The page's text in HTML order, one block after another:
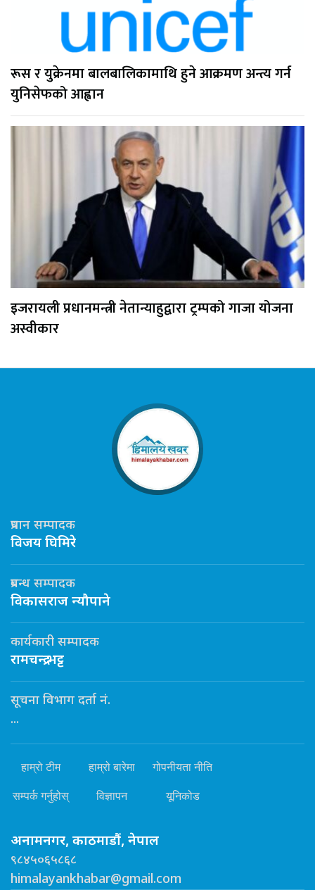
रूस र युक्रेनमा बालबालिकामाथि हुने आक्रमण अन्त्य गर्न
युनिसेफको आह्वान
इजरायली प्रधानमन्त्री नेतान्याहुद्वारा ट्रम्पको गाजा योजना
अस्वीकार
प्रधान सम्पादक
विजय घिमिरे
प्रबन्ध सम्पादक
विकासराज न्यौपाने
कार्यकारी सम्पादक
रामचन्द्र भट्ट
सूचना विभाग दर्ता नं.
...
हाम्रो टीम हाम्रो बारेमा गोपनीयता नीति
सम्पर्क गर्नुहोस् विज्ञापन यूनिकोड
अनामनगर, काठमाडौं, नेपाल
९८४५०६५८६८
himalayankhabar@gmail.com